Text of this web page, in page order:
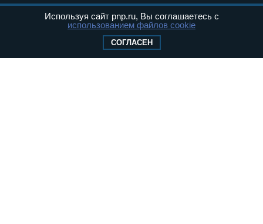
связи, информационных технологий и
массовых коммуникаций (Роскомнадзор) 05
Свидетельство о регистрации Эл № ФС77-
Используя сайт pnp.ru, Вы соглашаетесь с
использованием файлов cookie
СОГЛАСЕН